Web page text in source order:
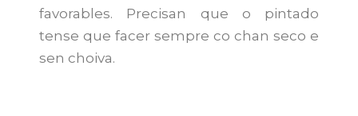
favorables. Precisan que o pintado
tense que facer sempre co chan seco e
sen choiva.